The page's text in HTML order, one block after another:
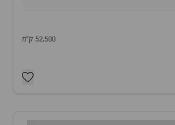
52,500 ק"מ